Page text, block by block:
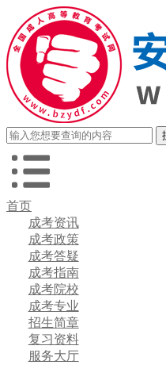
首页
成考资讯
成考政策
成考答疑
成考指南
成考院校
成考专业
招生简章
复习资料
服务大厅